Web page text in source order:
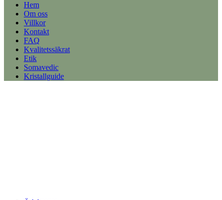
Hem
Om oss
Villkor
Kontakt
FAQ
Kvalitetssäkrat
Etik
Somavedic
Kristallguide